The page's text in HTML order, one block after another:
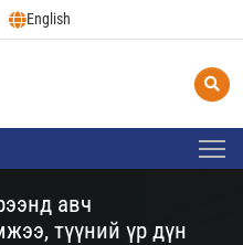
English
авч
түүний үр дүн